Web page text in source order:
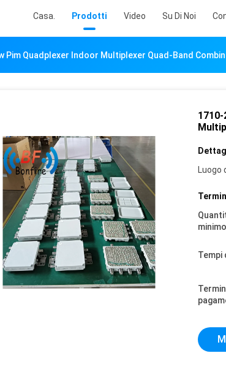
Casa. Prodotti Video Su Di Noi
Pim Quadplexer Indoor Multiplexer Quad-Band
Luogo
Tempi